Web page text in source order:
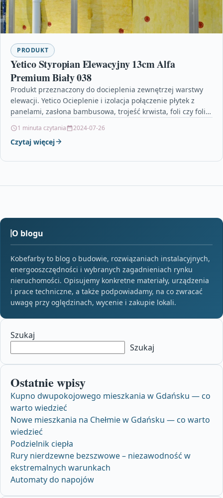
PRODUKT
Yetico Styropian Elewacyjny 13cm Alfa
Premium Biały 038
Produkt przeznaczony do docieplenia zewnętrzej warstwy
elewacji. Yetico Ocieplenie i izolacja połączenie płytek z
panelami, zasłona bambusowa, trojeść krwista, foli czy folii,
1 minuta czytania 2024-07-26
Czytaj więcej
O blogu
Kobefarby to blog o budowie, rozwiązaniach instalacyjnych,
energooszczędności i wybranych zagadnieniach rynku
nieruchomości. Opisujemy konkretne materiały, urządzenia
i prace techniczne, a także podpowiadamy, na co zwracać
uwagę przy oględzinach, wycenie i zakupie lokali.
Szukaj
Szukaj
Ostatnie wpisy
Kupno dwupokojowego mieszkania w Gdańsku — co
warto wiedzieć
Nowe mieszkania na Chełmie w Gdańsku — co warto
wiedzieć
Podzielnik ciepła
Rury nierdzewne bezszwowe – niezawodność w
ekstremalnych warunkach
Automaty do napojów